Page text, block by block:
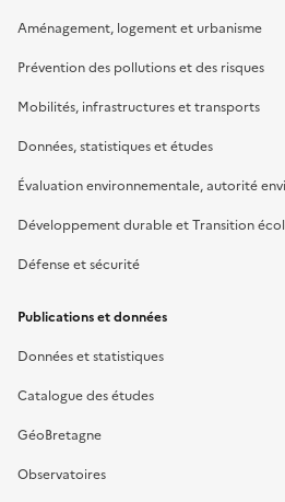
Aménagement, logement et urbanisme
Prévention des pollutions et des risques
Mobilités, infrastructures et transports
Données, statistiques et études
Évaluation environnementale, autorité
Développement durable et Transition
Défense et sécurité
Publications et données
Données et statistiques
Catalogue des études
GéoBretagne
Observatoires